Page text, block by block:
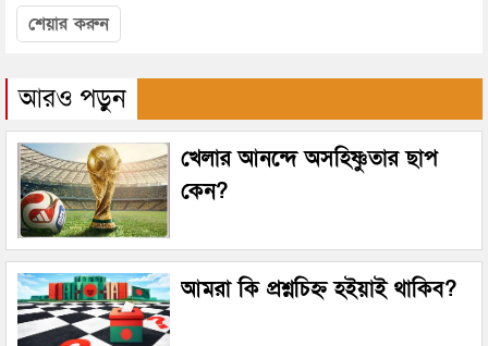
শেয়ার করুন
আরও পড়ুন
খেলার আনন্দে অসহিষ্ণুতার ছাপ
কেন?
আমরা কি প্রশ্নচিহ্ন হইয়াই থাকিব?